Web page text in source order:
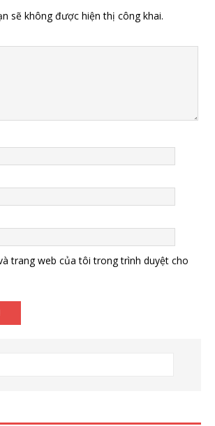
sẽ không được hiện thị công khai.
trang web của tôi trong trình duyệt cho